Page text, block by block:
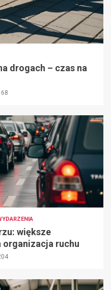
drogach – czas na
większe
organizacja ruchu